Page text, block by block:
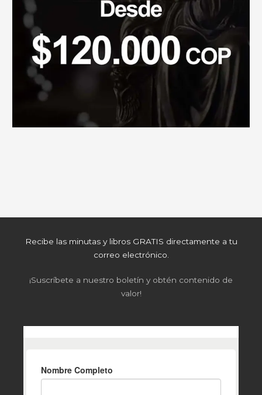
Recibe las minutas y libros GRATIS directamente a tu
correo electrónico.
¡Suscríbete a nuestro boletín y obtén contenido de
valor!